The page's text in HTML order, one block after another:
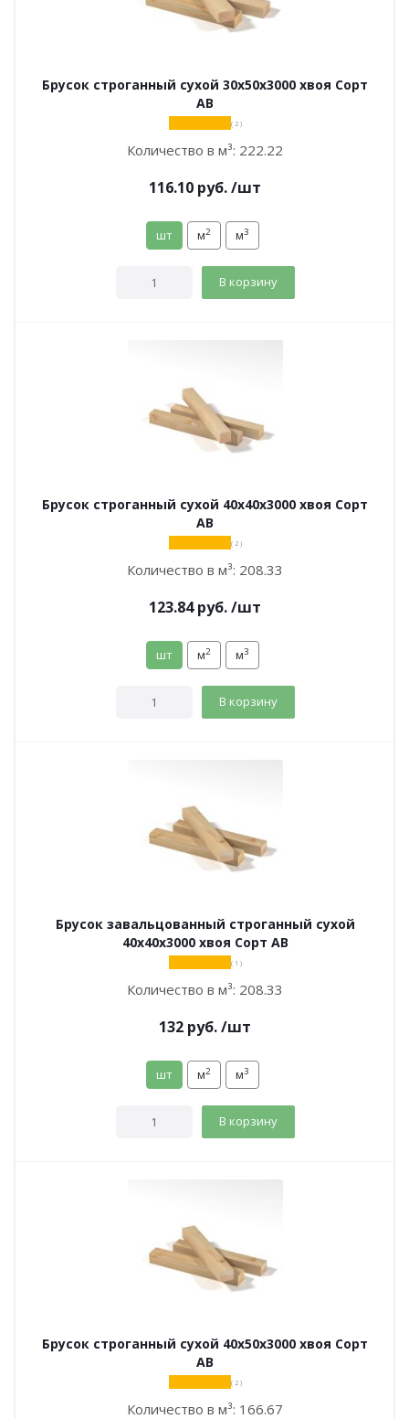
Брусок строганный сухой 30х50х3000 хвоя Сорт
АВ
( 2 )
Количество в м³: 222.22
116.10 руб./шт
шт м2 м3
В корзину
Брусок строганный сухой 40х40х3000 хвоя Сорт
АВ
( 2 )
Количество в м³: 208.33
123.84руб./шт
шт м2 м3
В корзину
Брусок завальцованный строганный сухой
40х40х3000 хвоя Сорт АВ
( 1 )
Количество в м³: 208.33
132 руб./шт
шт м2 м3
В корзину
Брусок строганный сухой 40х50х3000 хвоя Сорт
АВ
( 2 )
Количество в м³: 166.67